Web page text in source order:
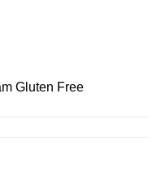
Gluten Free